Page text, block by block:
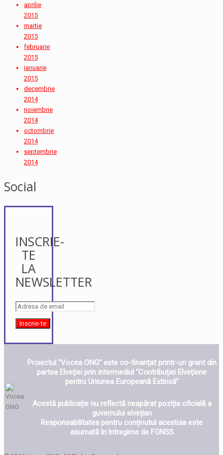
aprilie
2015
martie
2015
februarie
2015
ianuarie
2015
decembrie
2014
noiembrie
2014
octombrie
2014
septembrie
2014
Social
INSCRIE-
TE
LA
NEWSLETTER
Proiectul “Vocea ONG” este co-finanțat printr-un grant din
partea Elveției prin intermediul “Contribuției Elvețiene
pentru Uniunea Europeană Extinsă”
Acestă publicație nu reflectă neapărat poziția oficială a
guvernului elvețian
Responsabilitatea pentru conținutul acestuia este
asumată în întregime de FONSS